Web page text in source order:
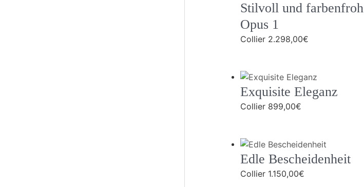
Stilvoll und farbenfroh
Opus 1
Collier 2.298,00€
Exquisite Eleganz
Collier 899,00€
Edle Bescheidenheit
Collier 1.150,00€